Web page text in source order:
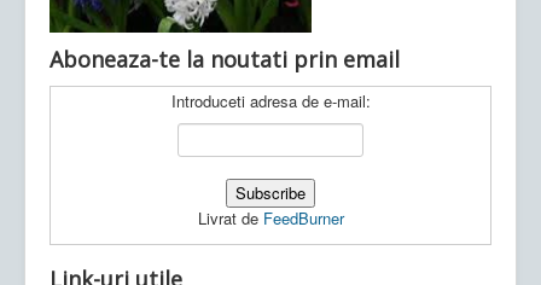
Aboneaza-te la noutati prin email
Introduceti adresa de e-mail:
Livrat de FeedBurner
Link-uri utile